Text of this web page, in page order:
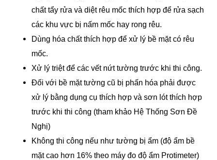
chất tẩy rửa và diệt rêu mốc thích hợp để rửa sạch
các khu vực bị nấm mốc hay rong rêu.
Dùng hóa chất thích hợp để xử lý bề mặt có rêu
mốc.
Xử lý triệt để các vết nứt tường trước khi thi công.
Đối với bề mặt tường cũ bị phấn hóa phải được
xử lý bằng dụng cụ thích hợp và sơn lót thích hợp
trước khi thi công (tham khảo Hệ Thống Sơn Đề
Nghị)
Không thi công nếu như tường bị ẩm (độ ẩm bề
mặt cao hơn 16% theo máy đo độ ẩm Protimeter)